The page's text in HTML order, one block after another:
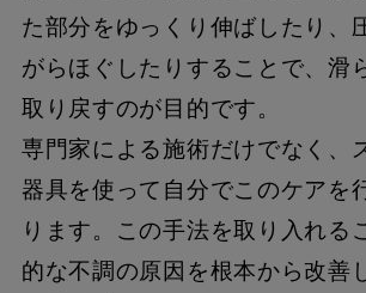
た部分をゆっくり伸ばしたり、
がらほぐしたりすることで、滑
取り戻すのが目的です。
専門家による施術だけでなく、
器具を使って自分でこのケアを
ります。この手法を取り入れる
的な不調の原因を根本から改善